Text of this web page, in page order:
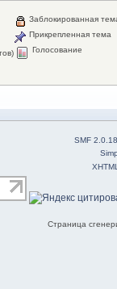
Заблокированная
Прикрепленная тема
Голосование
SMF 2.0.18
Страница